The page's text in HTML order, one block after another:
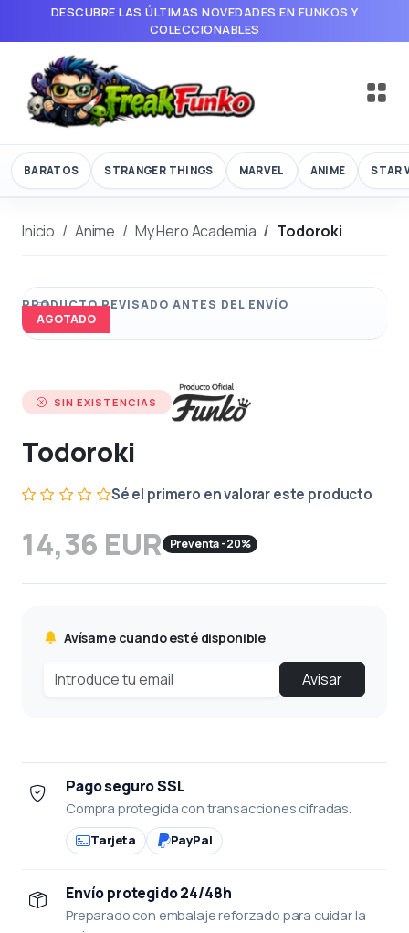
DESCUBRE LAS ÚLTIMAS NOVEDADES EN FUNKOS Y
COLECCIONABLES
BARATOS STRANGER THINGS MARVEL ANIME STAR
Inicio Anime My Hero Academia Todoroki
AGOTADO
SIN EXISTENCIAS
Todoroki
Sé el primero en valorar este producto
14,36 EUR Preventa -20%
Avísame cuando esté disponible
Avisar
Pago seguro SSL
Compra protegida con transacciones cifradas.
Tarjeta PayPal
Envío protegido 24/48h
Preparado con embalaje reforzado para cuidar la